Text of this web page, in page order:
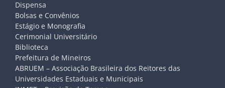
Dispensa
Bolsas e Convênios
Estágio e Monografia
Cerimonial Universitário
Biblioteca
Prefeitura de Mineiros
ABRUEM – Associação Brasileira dos Reitores das
Universidades Estaduais e Municipais